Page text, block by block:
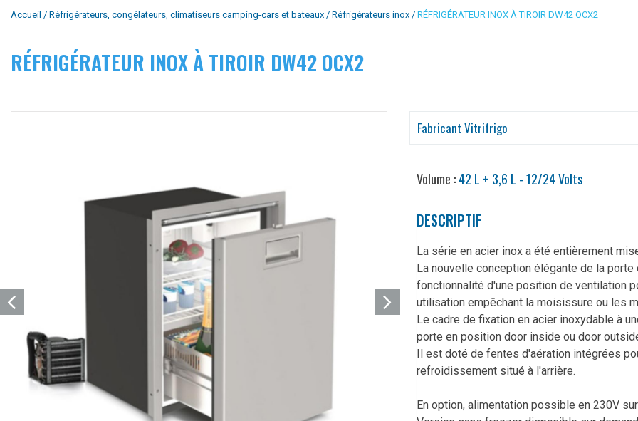
Accueil Réfrigérateurs, congélateurs, climatiseurs camping-cars et bateaux Réfrigérateurs inox RÉFRIGÉRATEUR INOX À TIROIR DW42 OCX2
RÉFRIGÉRATEUR INOX À TIROIR DW42 OCX2
Fabricant Vitrifrigo
Volume :42 L + 3,6 L - 12/24 Volts
DESCRIPTIF
La série en acier inox a été entièrement
La nouvelle conception élégante de la
fonctionnalité d'une position de ventilation
utilisation empêchant la moisissure ou les
Le cadre de fixation en acier inoxydable à
porte en position door inside ou door
Il est doté de fentes d'aération intégrées
refroidissement situé à l'arrière.
En option, alimentation possible en 230V